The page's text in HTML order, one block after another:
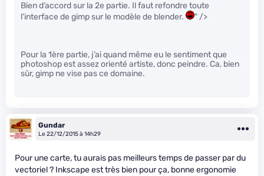
Bien d’accord sur la 2e partie. Il faut refondre toute
l’interface de gimp sur le modèle de blender.
" />
Pour la 1ère partie, j’ai quand même eu le sentiment que
photoshop est assez orienté artiste, donc peindre. Ca, bien
sûr, gimp ne vise pas ce domaine.
Gundar
Le 22/12/2015 à 14h29
Pour une carte, tu aurais pas meilleurs temps de passer par du
vectoriel ? Inkscape est très bien pour ça, bonne ergonomie